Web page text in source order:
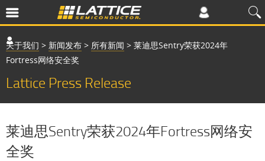
关于我们 > 新闻发布 > 所有新闻 > 莱迪思Sentry荣获2024年
Fortress网络安全奖
Lattice Press Release
莱迪思Sentry荣获2024年Fortress网络安
全奖